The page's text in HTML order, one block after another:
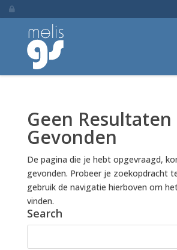

Geen Resultaten
Gevonden
De pagina die je hebt opgevraagd,
gevonden. Probeer je zoekopdracht
gebruik de navigatie hierboven om
vinden.
Search